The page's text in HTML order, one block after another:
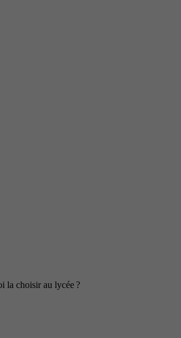
la choisir au lycée ?